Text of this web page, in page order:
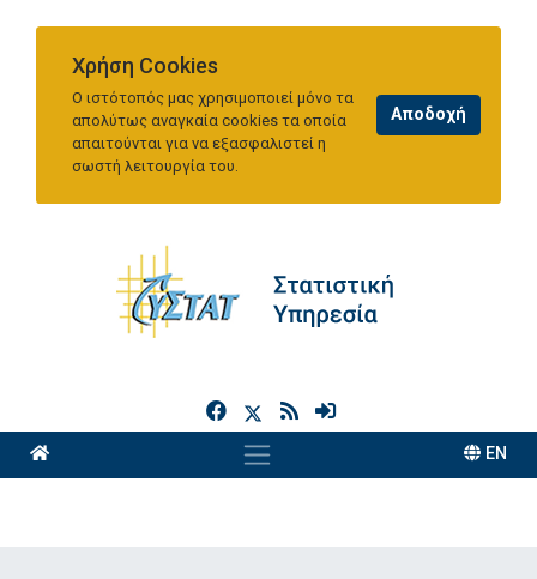
Χρήση Cookies
Ο ιστότοπός μας χρησιμοποιεί μόνο τα
απολύτως αναγκαία cookies τα οποία
απαιτούνται για να εξασφαλιστεί η
σωστή λειτουργία του.
h
EN